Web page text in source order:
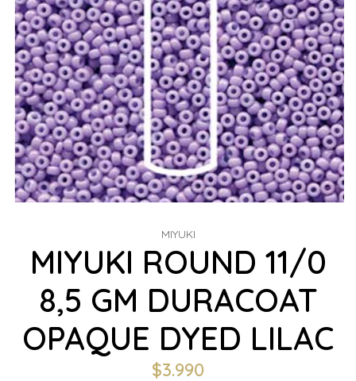
MIYUKI
MIYUKI ROUND 11/0
8,5 GM DURACOAT
OPAQUE DYED LILAC
$3.990